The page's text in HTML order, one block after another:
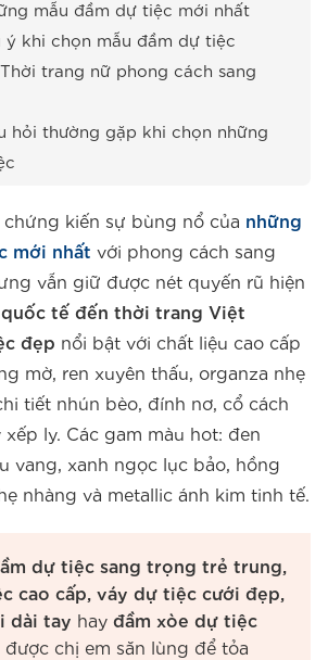
mẫu đầm dự tiệc mới nhất
ý khi chọn mẫu đầm dự tiệc
Thời trang nữ phong cách sang
hỏi thường gặp khi chọn những
kiến sự bùng nổ của những
mới nhất với phong cách sang
vẫn giữ được nét quyến rũ hiện
quốc tế đến thời trang Việt
đẹp nổi bật với chất liệu cao cấp
mờ, ren xuyên thấu, organza nhẹ
tiết nhún bèo, đính nơ, cổ cách
ly. Các gam màu hot: đen
vang, xanh ngọc lục bảo, hồng
nhàng và metallic ánh kim tinh tế.
dự tiệc sang trọng trẻ trung,
cao cấp, váy dự tiệc cưới đẹp,
dài tay hay đầm xòe dự tiệc
được chị em săn lùng để tỏa